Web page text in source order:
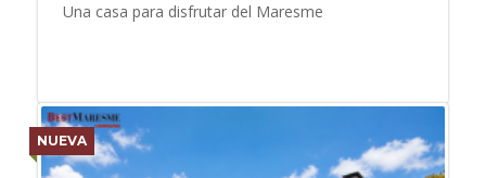
Una casa para disfrutar del Maresme
NUEVA